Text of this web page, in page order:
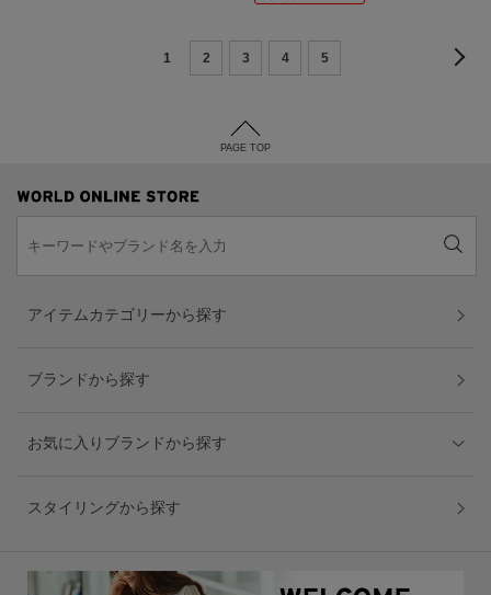
1 2 3 4 5
PAGE TOP
アイテムカテゴリーから探す
ブランドから探す
お気に入りブランドから探す
スタイリングから探す